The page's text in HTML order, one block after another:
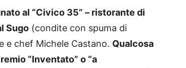
al “Civico 35” – ristorante di
Sugo (condite con spuma di
e chef Michele Castano. Qualcosa
“Inventato” o “a